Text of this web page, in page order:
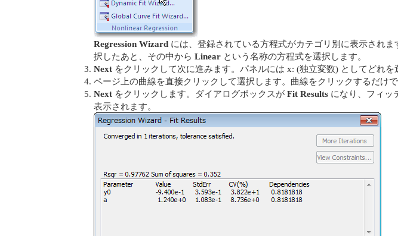
Regression Wizard には、登録されている方程式がカテゴリ別に表示されま
択したあと、その中から Linear という名称の方程式を選択します。
Next をクリックして次に進みます。パネルには x: (独立変数) としてどれを
ページ上の曲線を直接クリックして選択します。曲線をクリックするだけ
Next をクリックします。ダイアログボックスが Fit Results になり、フィッ
表示されます。